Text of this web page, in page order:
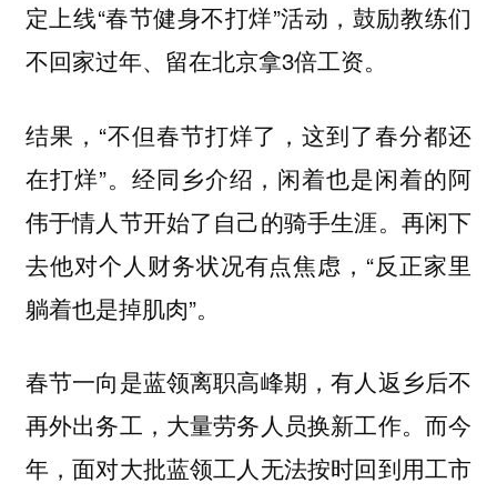
定上线“春节健身不打烊”活动，鼓励教练们
不回家过年、留在北京拿3倍工资。
结果，“不但春节打烊了，这到了春分都还
在打烊”。经同乡介绍，闲着也是闲着的阿
伟于情人节开始了自己的骑手生涯。再闲下
去他对个人财务状况有点焦虑，“反正家里
躺着也是掉肌肉”。
春节一向是蓝领离职高峰期，有人返乡后不
再外出务工，大量劳务人员换新工作。而今
年，面对大批蓝领工人无法按时回到用工市